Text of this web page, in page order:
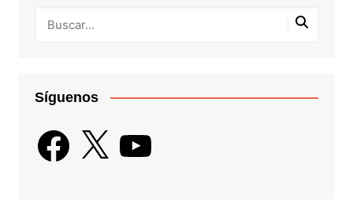
Síguenos
Facebook
X YouTube